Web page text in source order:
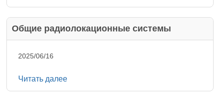
Общие радиолокационные системы
2025/06/16
Читать далее